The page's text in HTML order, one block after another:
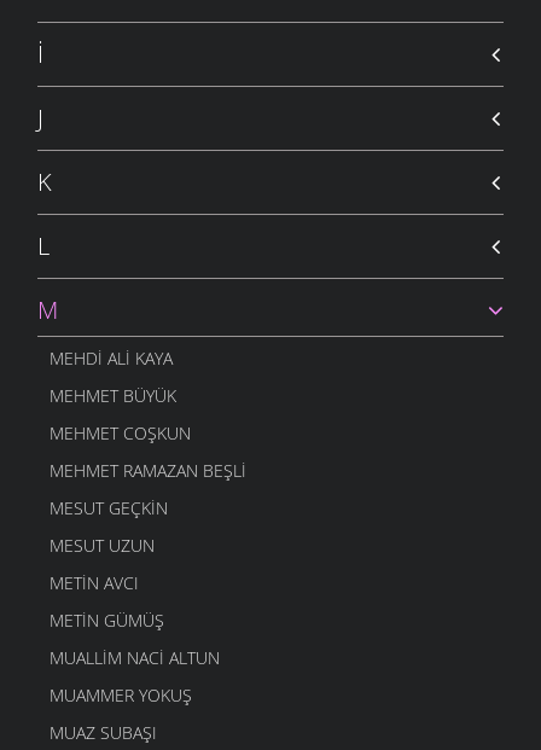
İ
J
K
L
M
MEHDI ALI KAYA
MEHMET BÜYÜK
MEHMET COŞKUN
MEHMET RAMAZAN BEŞLI
MESUT GEÇKIN
MESUT UZUN
METIN AVCI
METIN GÜMÜŞ
MUALLIM NACI ALTUN
MUAMMER YOKUŞ
MUAZ SUBAŞI